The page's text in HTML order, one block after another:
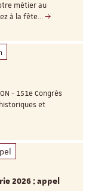
métier au
à la fête…
- 151e Congrès
et
2026 : appel